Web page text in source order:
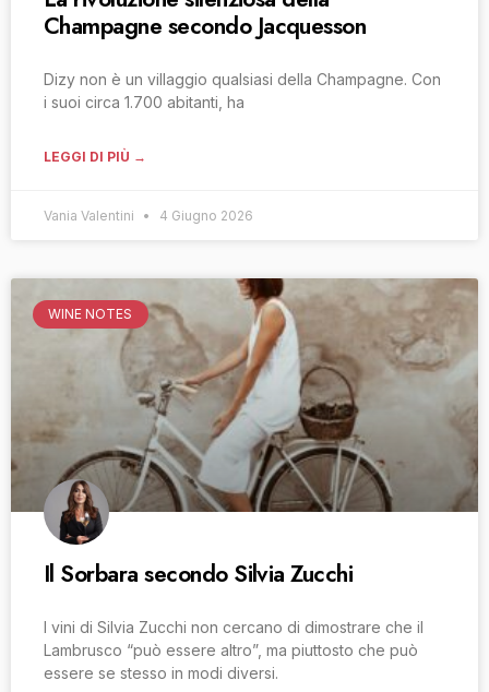
Champagne secondo Jacquesson
Dizy non è un villaggio qualsiasi della Champagne. Con
i suoi circa 1.700 abitanti, ha
LEGGI DI PIÙ →
Vania Valentini 4 Giugno 2026
WINE NOTES
Il Sorbara secondo Silvia Zucchi
I vini di Silvia Zucchi non cercano di dimostrare che il
Lambrusco “può essere altro”, ma piuttosto che può
essere se stesso in modi diversi.